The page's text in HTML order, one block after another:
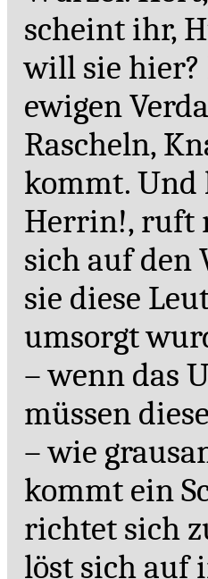
scheint ihr,
will sie hier?
ewigen
Rascheln,
kommt. Und
Herrin!, ruft
sich auf den
sie diese
umsorgt
– wenn das
müssen
– wie
kommt ein
richtet sich
löst sich auf